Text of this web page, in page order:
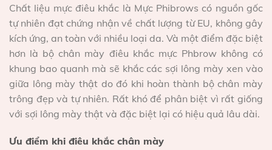
Chất liệu mực điêu khắc là Mực Phibrows có nguồn gốc
tự nhiên đạt chứng nhận về chất lượng từ EU, không gây
kích ứng, an toàn với nhiều loại da. Và một điểm đặc biệt
hơn là bộ chân mày điêu khắc mực Phbrow không có
khung bao quanh mà sẽ khắc các sợi lông mày xen vào
giữa lông mày thật do đó khi hoàn thành bộ chân mày
trông đẹp và tự nhiên. Rất khó để phân biệt vì rất giống
với sợi lông mày thật và đặc biệt lại có hiệu quả lâu dài.
Ưu điểm khi điêu khắc chân mày